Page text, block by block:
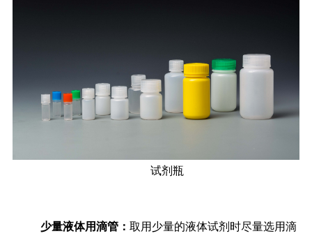
试剂瓶
少量液体用滴管： 取用少量的液体试剂时尽量选用滴